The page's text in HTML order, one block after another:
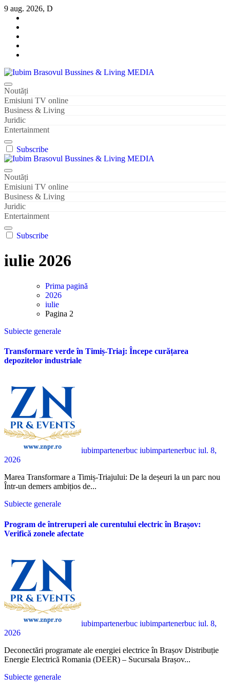
Sari
conținut
9 aug. 2026, D
Iubim Brasovul Bussines & Living MEDIA
Din pasiune și dragoste pentru Brașoveni
Noutăți
Emisiuni TV online
Business & Living
Juridic
Entertainment
Subscribe
Iubim Brasovul Bussines & Living MEDIA
Din pasiune și dragoste pentru Brașoveni
Noutăți
Emisiuni TV online
Business & Living
Juridic
Entertainment
Subscribe
iulie 2026
Prima pagină
2026
iulie
Pagina 2
Subiecte generale
Transformare verde în Timiș-Triaj: Începe curățarea
depozitelor industriale
iubimpartenerbuc iubimpartenerbuc iul. 8,
2026
Marea Transformare a Timiș-Triajului: De la deșeuri la un parc nou
Într-un demers ambițios de...
Subiecte generale
Program de întreruperi ale curentului electric în Brașov:
Verifică zonele afectate
iubimpartenerbuc iubimpartenerbuc iul. 8,
2026
Deconectări programate ale energiei electrice în Brașov Distribuție
Energie Electrică Romania (DEER) – Sucursala Brașov...
Subiecte generale